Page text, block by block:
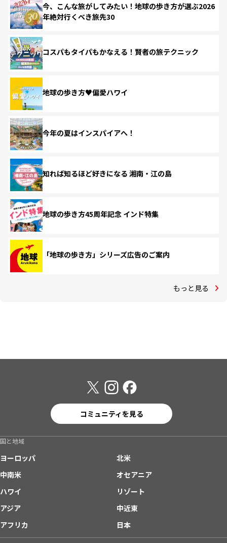
今、こんな旅がしてみたい！地球の歩き方が選ぶ2026
年絶対行くべき旅先30
コスパもタイパもかなえる！賢者の旅テクニック
地球の歩き方♥偏愛ハワイ
今年の夏はインスパイアへ！
知れば知るほど好きになる 湘南・江の島
地球の歩き方45周年記念 インド特集
「地球の歩き方」シリーズ広告のご案内
もっと見る
コミュニティを見る
国と地域
ヨーロッパ
北米
中南米
オセアニア
ハワイ
リゾート
アジア
中近東
アフリカ
日本